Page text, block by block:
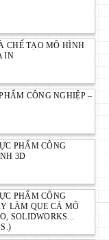
CHẾ TẠO MÔ HÌNH
IN
CÔNG NGHIỆP –
PHẨM CÔNG
3D
PHẨM CÔNG
LÀM QUE CÁ MÔ
SOLIDWORKS...